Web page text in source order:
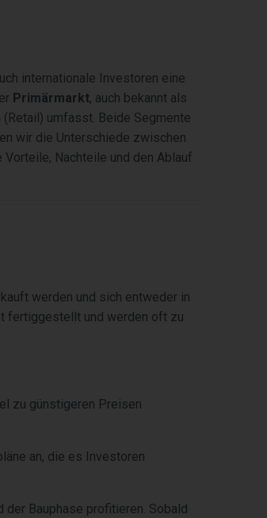
internationale Investoren eine
Primärmarkt, auch bekannt als
(Retail) umfasst. Beide Segmente
wir die Unterschiede zwischen
Nachteile und den Ablauf
werden und sich entweder in
fertiggestellt und werden oft zu
zu günstigeren Preisen
an, die es Investoren
der Bauphase profitieren. Sobald